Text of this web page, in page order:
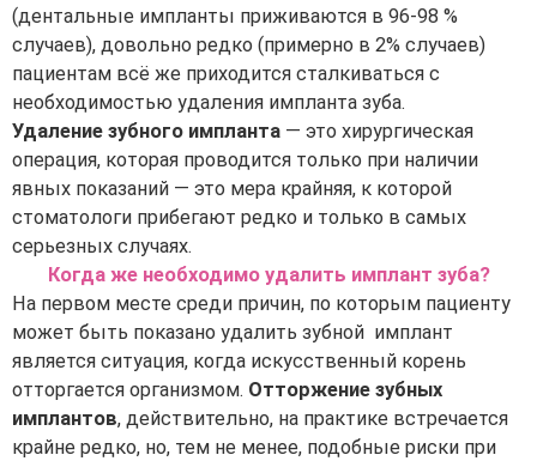
(дентальные импланты приживаются в 96-98 %
случаев), довольно редко (примерно в 2% случаев)
пациентам всё же приходится сталкиваться с
необходимостью удаления импланта зуба.
Удаление зубного импланта — это хирургическая
операция, которая проводится только при наличии
явных показаний — это мера крайняя, к которой
стоматологи прибегают редко и только в самых
серьезных случаях.
Когда же необходимо удалить имплант зуба?
На первом месте среди причин, по которым пациенту
может быть показано удалить зубной имплант
является ситуация, когда искусственный корень
отторгается организмом. Отторжение зубных
имплантов, действительно, на практике встречается
крайне редко, но, тем не менее, подобные риски при